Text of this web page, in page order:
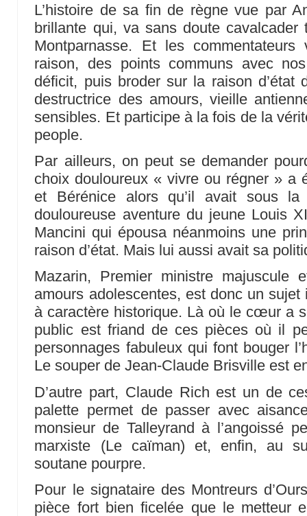
L’histoire de sa fin de règne vue par
brillante qui, va sans doute cavalcader
Montparnasse. Et les
raison, des points communs avec
déficit, puis broder sur la raison d’état
destructrice des amours, vieille
sensibles. Et participe à la fois de la
people.
Par ailleurs, on peut se demander
choix douloureux « vivre ou régner » a
et Bérénice alors qu’il avait sous
douloureuse aventure du jeune Louis
Mancini qui épousa néanmoins une
raison d’état. Mais lui aussi avait sa
Mazarin, Premier ministre majuscule
amours adolescentes, est donc un
à caractère historique. Là où le cœur a
public est friand de ces pièces où il
personnages fabuleux qui font bouger
Le souper de Jean-Claude Brisville est
D’autre part, Claude Rich est un de
palette permet de passer avec
monsieur de Talleyrand à l’angoissé
marxiste (Le caïman) et, enfin, au
soutane pourpre.
Pour le signataire des Montreurs
pièce fort bien ficelée que le metteur